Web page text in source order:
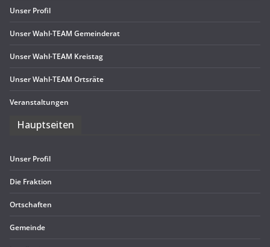
Unser Pro­fil
Unser Wahl-TEAM Gemeinderat
Unser Wahl-TEAM Kreistag
Unser Wahl-TEAM Ortsräte
Ver­an­stal­tun­gen
Haupt­sei­ten
Unser Pro­fil
Die Frak­tion
Ort­schaf­ten
Gemeinde